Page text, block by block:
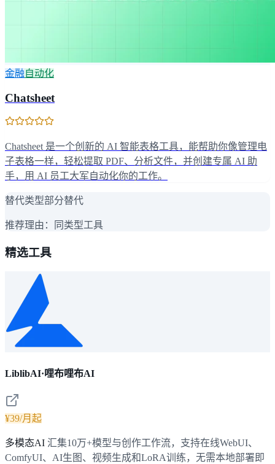
金融自动化
Chatsheet
Chatsheet 是一个创新的 AI 智能表格工具，能帮助你像管理电
子表格一样，轻松提取 PDF、分析文件，并创建专属 AI 助
手，用 AI 员工大军自动化你的工作。
替代类型部分替代
推荐理由： 同类型工具
精选工具
LiblibAI·哩布哩布AI
¥39/月起
多模态AI 汇集10万+模型与创作工作流，支持在线WebUI、
ComfyUI、AI生图、视频生成和LoRA训练，无需本地部署即